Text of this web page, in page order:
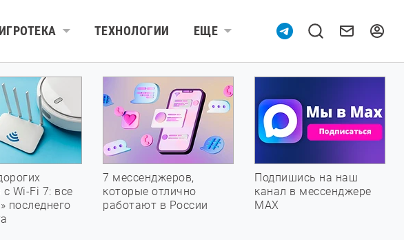
ИГРОТЕКА ТЕХНОЛОГИИ ЕЩЕ
с Wi-Fi 7: все
последнего
7 мессенджеров,
которые отлично
работают в России
Подпишись на наш
канал в мессенджере
МАХ